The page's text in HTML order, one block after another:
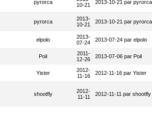
pyrorca
10-21
2013-10-21 par pyrorca
pyrorca
2013-
10-21
2013-10-21 par pyrorca
elpolo
2013-
07-24
2013-07-24 par elpolo
Poil
2011-
12-26
2013-07-06 par Poil
Yister
2012-
11-16
2012-11-16 par Yister
shootfly
2012-
11-11
2012-11-11 par shootfly